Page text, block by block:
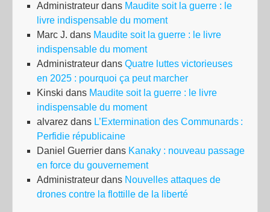
Administrateur dans Maudite soit la guerre : le
livre indispensable du moment
Marc J. dans Maudite soit la guerre : le livre
indispensable du moment
Administrateur dans Quatre luttes victorieuses
en 2025 : pourquoi ça peut marcher
Kinski dans Maudite soit la guerre : le livre
indispensable du moment
alvarez dans L’Extermination des Communards :
Perfidie républicaine
Daniel Guerrier dans Kanaky : nouveau passage
en force du gouvernement
Administrateur dans Nouvelles attaques de
drones contre la flottille de la liberté